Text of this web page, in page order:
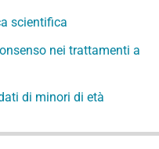
scientifica
nei trattamenti a
di minori di età